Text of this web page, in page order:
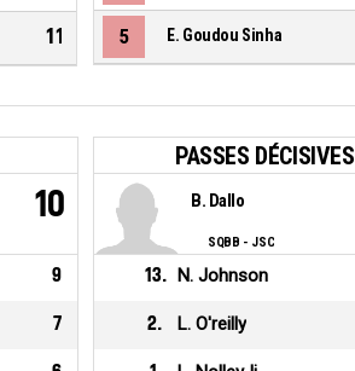
11 5 E. Goudou Sinha
10
9
7
PASSES DÉCISIVES
SQBB - JSC
B. Dallo
13. N. Johnson
2. L. O'reilly